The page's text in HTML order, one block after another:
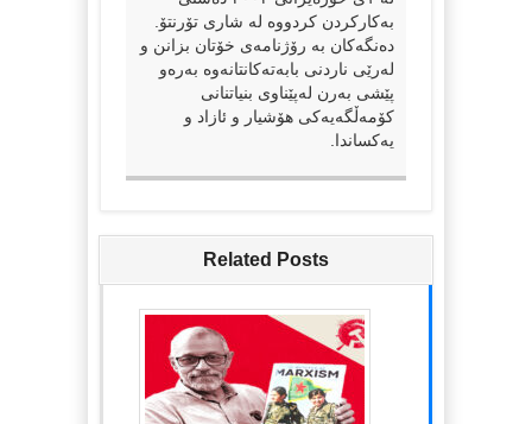
بەکارکردن کردووە لە شاری تۆرنتۆ.
دەنگەکان بە رۆژنامەی خۆتان بزانن و
لەرێی ناردنی بابەتەکانتانەوە بەرەو
پێشی بەرن لەپێناوی بنیاتنانی
کۆمەڵگەیەکی هۆشیار و ئازاد و
یەکساندا.
Related Posts